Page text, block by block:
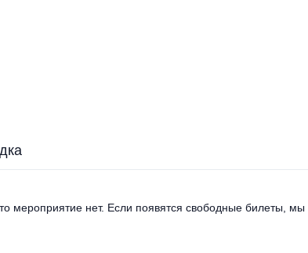
мероприятие нет. Если появятся свободные билеты, мы